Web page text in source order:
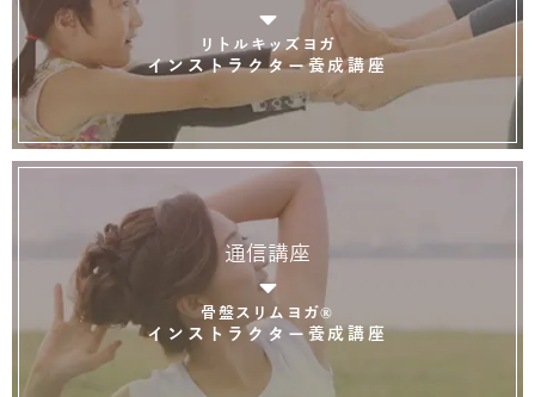
リトルキッズヨガ
インストラクター養成講座
通信講座
骨盤スリムヨガ®
インストラクター養成講座